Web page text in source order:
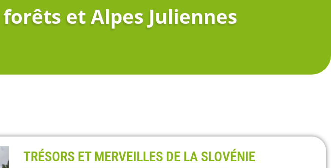
et Alpes Juliennes
TRÉSORS ET MERVEILLES DE LA SLOVÉNIE